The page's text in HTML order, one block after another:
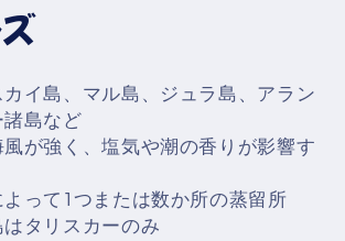
イ島、マル島、ジュラ島、アラン
島など
が強く、塩気や潮の香りが影響す
って1つまたは数か所の蒸留所
はタリスカーのみ